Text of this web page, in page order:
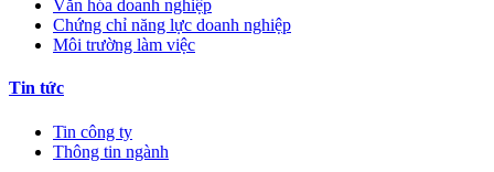
Văn hóa doanh nghiệp
Chứng chỉ năng lực doanh nghiệp
Môi trường làm việc
Tin tức
Tin công ty
Thông tin ngành